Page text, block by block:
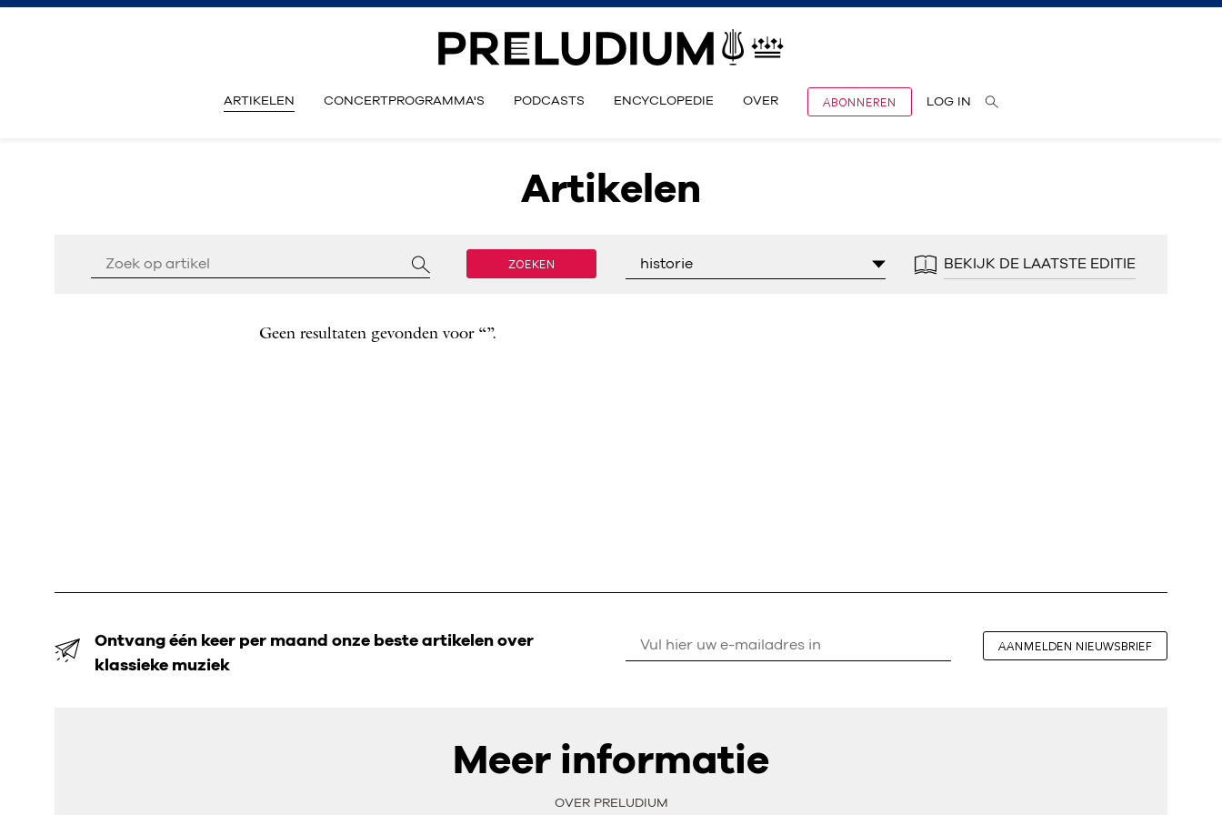
ARTIKELEN CONCERTPROGRAMMA'S PODCASTS ENCYCLOPEDIE OVER ABONNEREN LOG IN
Artikelen
ZOEKEN historie BEKIJK DE LAATSTE EDITIE
Geen resultaten gevonden voor “”.
Ontvang één keer per maand onze beste artikelen over
klassieke muziek
AANMELDEN NIEUWSBRIEF
Meer informatie
OVER PRELUDIUM